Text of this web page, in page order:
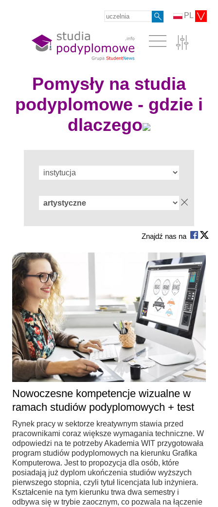
PL
Pomysły na studia
podyplomowe - gdzie i
dlaczego
Znajdź nas na
Nowoczesne kompetencje wizualne w
ramach studiów podyplomowych + test
Rynek pracy w sektorze kreatywnym stawia przed
pracownikami coraz większe wymagania techniczne. W
odpowiedzi na te potrzeby Akademia WIT przygotowała
program studiów podyplomowych na kierunku Grafika
Komputerowa. Jest to propozycja dla osób, które
posiadają już dyplom ukończenia studiów wyższych
pierwszego stopnia, czyli tytuł licencjata lub inżyniera.
Kształcenie na tym kierunku trwa dwa semestry i
odbywa się w trybie zaocznym, co pozwala na łączenie